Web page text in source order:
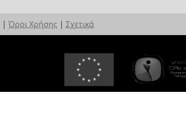
| Όροι Χρήσης | Σχετικά